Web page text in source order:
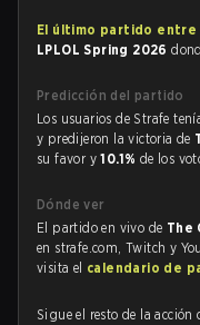
El último partido entre
LPLOL Spring 2026
Predicción del partido
Los usuarios de Strafe
y predijeron la victoria de
su favor y10.1% de los
Dónde ver
El partido en vivo de The
en strafe.com, Twitch y
visita el calendario de
Sigue el resto de la acción